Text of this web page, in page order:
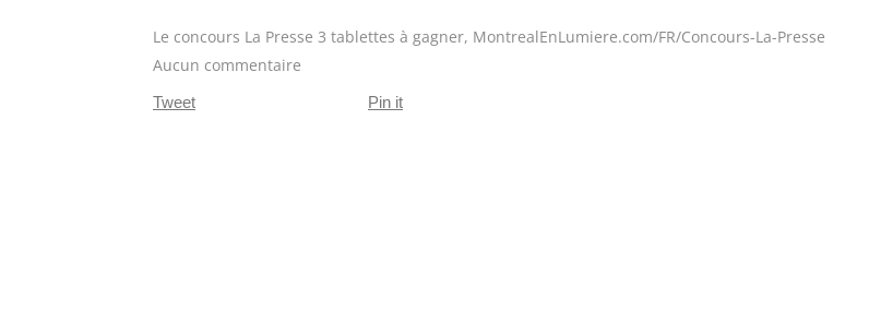
Le concours La Presse 3 tablettes à gagner, MontrealEnLumiere.com/FR/Concours-La-Presse
Aucun commentaire
Tweet Pin it